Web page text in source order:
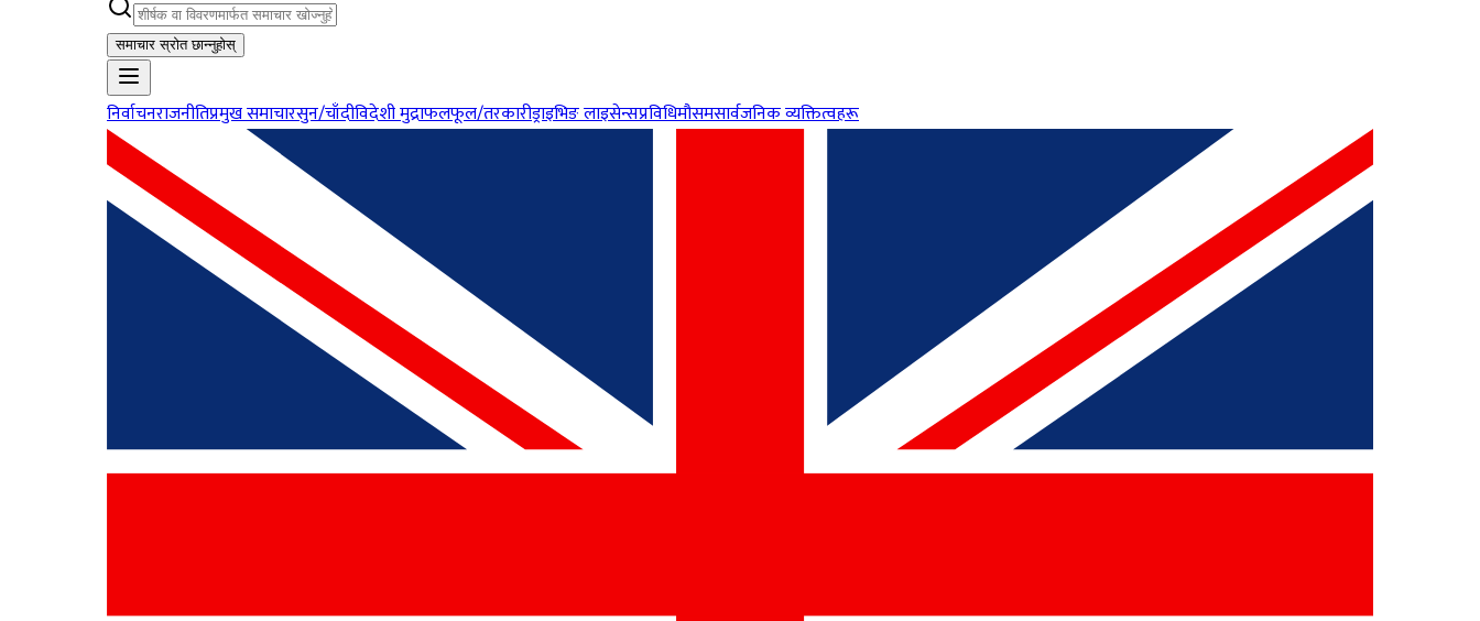
समाचार स्रोत छान्नुहोस्
निर्वाचनराजनीतिप्रमुख समाचारसुन/चाँदीविदेशी मुद्राफलफूल/तरकारीड्राइभिङ लाइसेन्सप्रविधिमौसमसार्वजनिक व्यक्तित्वहरू